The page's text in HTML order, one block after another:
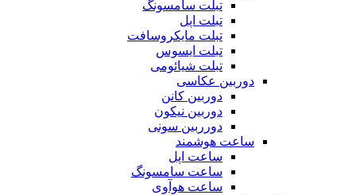
تبلت سامسونگ
تبلت اپل
تبلت مایکروسافت
تبلت ایسوس
تبلت شیائومی
دوربین عکاسی
دوربین کانن
دوربین نیکون
دورربین سونی
ساعت هوشمند
ساعت اپل
ساعت سامسونگ
ساعت هوآوی